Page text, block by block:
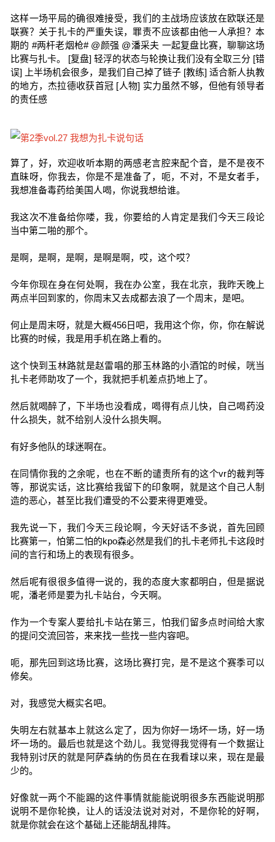
这样一场平局的确很难接受，我们的主战场应该放在欧联还是
联赛？关于扎卡的严重失误，罪责不应该都由他一人承担？本
期的 #两杆老烟枪# @颜强 @潘采夫 一起复盘比赛，聊聊这场
比赛与扎卡。 [复盘] 轻浮的状态与轮换让我们没有全取三分 [错
误] 上半场机会很多，是我们自己掉了链子 [教练] 适合新人执教
的地方，杰拉德收获首冠 [人物] 实力虽然不够，但他有领导者
的责任感
算了，好，欢迎收听本期的两感老言腔来配个音，是不是夜不
直昧呀，你我去，你是不是准备了，呃，不对，不是女者手，
我想准备毒药给美国人喝，你说我想给谁。
我这次不准备给你喽，我，你要给的人肯定是我们今天三段论
当中第二啪的那个。
是啊，是啊，是啊，是啊是啊，哎，这个哎？
今年你现在身在何处啊，我在办公室，我在北京，我昨天晚上
两点半回到家的，你周末又去成都去浪了一个周末，是吧。
何止是周末呀，就是大概456日吧，我用这个你，你，你在解说
比赛的时候，我是用手机在路上看的。
这个快到玉林路就是赵雷唱的那玉林路的小酒馆的时候，咣当
扎卡老师助攻了一个，我就把手机差点扔地上了。
然后就喝醉了，下半场也没看成，喝得有点儿快，自己喝药没
什么损失，就不给别人没什么损失啊。
有好多他队的球迷啊在。
在同情你我的之余呢，也在不断的谴责所有的这个vr的裁判等
等，那说实话，这比赛给我留下的印象啊，就是这个自己人制
造的恶心，甚至比我们遭受的不公要来得更难受。
我先说一下，我们今天三段论啊，今天好话不多说，首先回顾
比赛第一，怕第二怕的kpo森必然是我们的扎卡老师扎卡这段时
间的言行和场上的表现有很多。
然后呢有很很多值得一说的，我的态度大家都明白，但是据说
呢，潘老师是要为扎卡站台，今天啊。
作为一个专案人要给扎卡站在第三，怕我们留多点时间给大家
的提问交流回答，来来找一些找一些内容吧。
呃，那先回到这场比赛，这场比赛打完，是不是这个赛季可以
修矣。
对，我感觉大概实名吧。
失明左右就基本上就这么定了，因为你好一场坏一场，好一场
坏一场的。最后也就是这个劲儿。我觉得我觉得有一个数据让
我特别讨厌的就是阿萨森纳的伤员在在我看球以来，现在是最
少的。
好像就一两个不能踢的这件事情就能能说明很多东西能说明那
说明不是你轮换，让人的话没法说对对对，不是你轮的好啊，
就是你就会在这个基础上还能胡乱排阵。